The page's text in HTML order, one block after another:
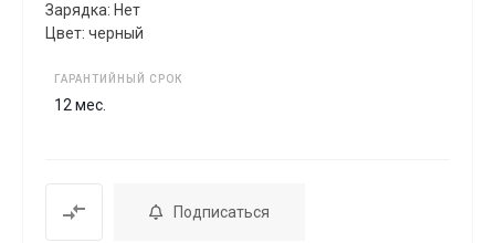
Зарядка: Нет
Цвет: черный
ГАРАНТИЙНЫЙ СРОК
12 мес.
Подписаться